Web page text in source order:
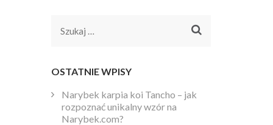
Szukaj:
OSTATNIE WPISY
Narybek karpia koi Tancho – jak
rozpoznać unikalny wzór na
Narybek.com?